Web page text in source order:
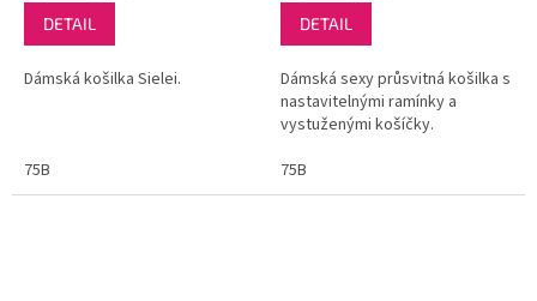
DETAIL
Dámská košilka Sielei.
75B
DETAIL
Dámská sexy průsvitná košilka s
nastavitelnými ramínky a
vystuženými košíčky.
75B